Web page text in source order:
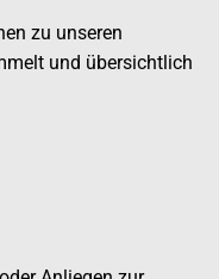
zu unseren
und übersichtlich